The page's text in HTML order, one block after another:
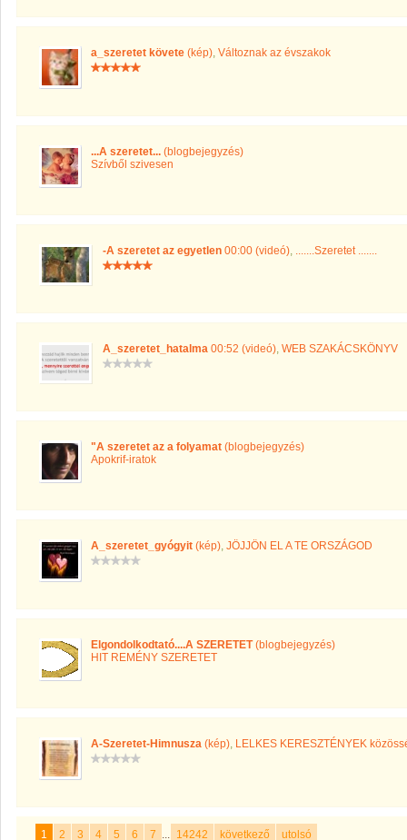
a_szeretet követe (kép), Változnak az évszakok
...A szeretet... (blogbejegyzés)
Szívből szivesen
-A szeretet az egyetlen 00:00 (videó), .......Szeretet .......
A_szeretet_hatalma 00:52 (videó), WEB SZAKÁCSKÖNYV
"A szeretet az a folyamat (blogbejegyzés)
Apokrif-iratok
A_szeretet_gyógyit (kép), JÖJJÖN EL A TE ORSZÁGOD
Elgondolkodtató....A SZERETET(blogbejegyzés)
HIT REMÉNY SZERETET
A-Szeretet-Himnusza (kép), LELKES KERESZTÉNYEK
1 2 3 4 5 6 7 ... 14242 következő utolsó